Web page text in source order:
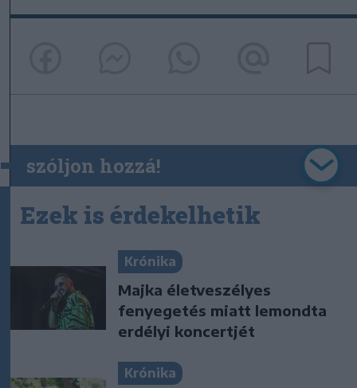
szóljon hozzá!
Ezek is érdekelhetik
Krónika
Majka életveszélyes
fenyegetés miatt lemondta
erdélyi koncertjét
Krónika